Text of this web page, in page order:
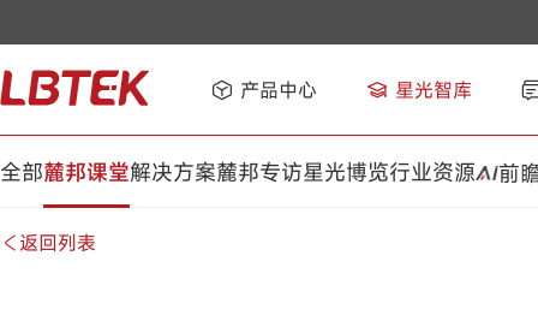
产品中心 星光智库
全部麓邦课堂解决方案麓邦专访星光博览行业资源 前
返回列表